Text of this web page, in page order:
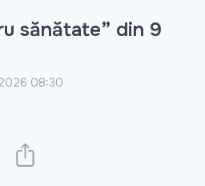
sănătate” din 9
08:30